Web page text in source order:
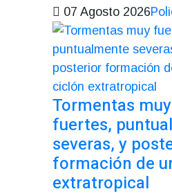
07 Agosto 2026
Tormentas muy
fuertes,
severas, y
formación de
extratropical